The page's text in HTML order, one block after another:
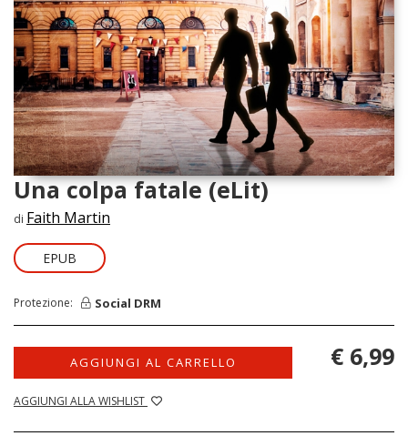
Una colpa fatale (eLit)
di Faith Martin
EPUB
Protezione: Social DRM
AGGIUNGI AL CARRELLO
AGGIUNGI ALLA WISHLIST
€ 6,99